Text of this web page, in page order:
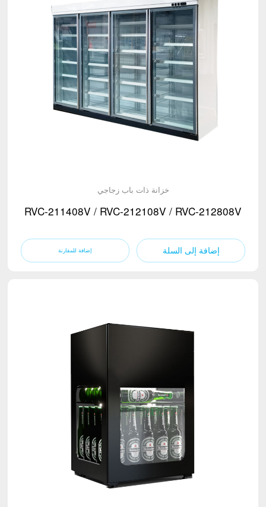
خزانة ذات باب زجاجي
RVC-211408V / RVC-212108V / RVC-212808V
إضافة إلى السلة